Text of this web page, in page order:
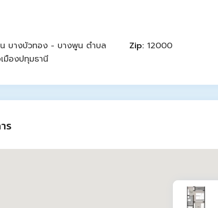
บางบัวทอง - บางพูน ตำบล
มืองปทุมธานี
Zip: 12000
ร